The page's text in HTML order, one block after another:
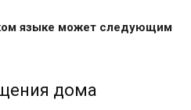
языке может следующим
дома